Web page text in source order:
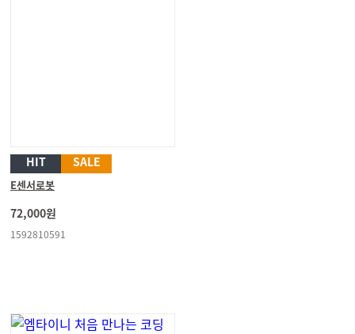
HIT SALE
E센서로봇
72,000원
1592810591